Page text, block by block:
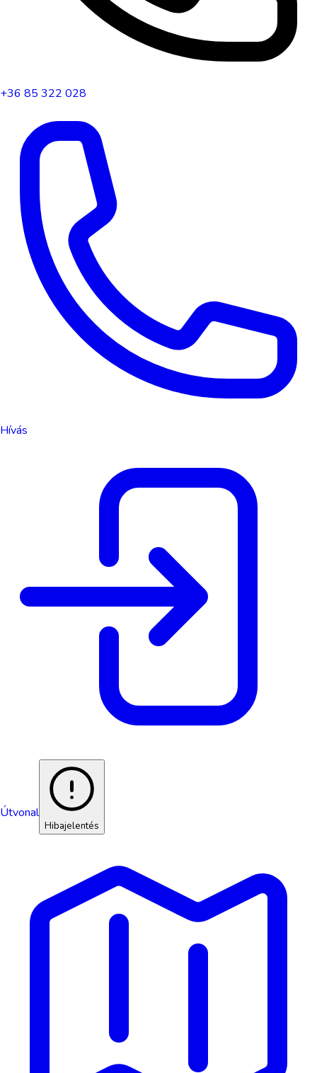
+36 85 322 028
Hívás
Útvonal
Hibajelentés